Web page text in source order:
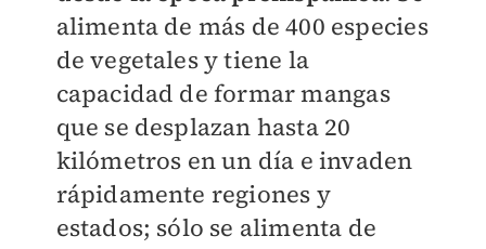
alimenta de más de 400 especies
de vegetales y tiene la
capacidad de formar mangas
que se desplazan hasta 20
kilómetros en un día e invaden
rápidamente regiones y
estados; sólo se alimenta de